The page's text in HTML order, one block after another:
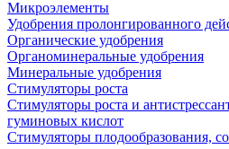
Микроэлементы
Удобрения пролонгированного
Органические удобрения
Органоминеральные удобрения
Минеральные удобрения
Стимуляторы роста
Стимуляторы роста и
гуминовых кислот
Стимуляторы плодообразования,